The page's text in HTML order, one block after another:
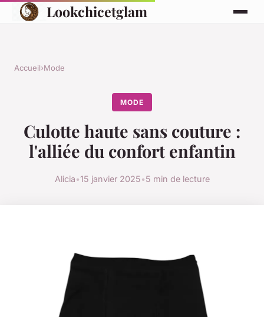
Lookchicetglam
Accueil›Mode
MODE
Culotte haute sans couture :
l'alliée du confort enfantin
Alicia•15 janvier 2025•5 min de lecture